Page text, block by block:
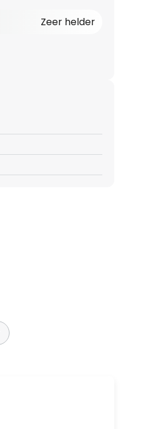
Zeer helder